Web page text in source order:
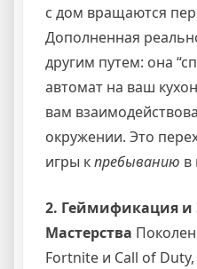
с дом вращаются
Дополненная
другим путем: она
автомат на ваш
вам
окружении. Это
игры кпребыванию в
2. Геймификация и
Мастерства
Fortnite и Call of